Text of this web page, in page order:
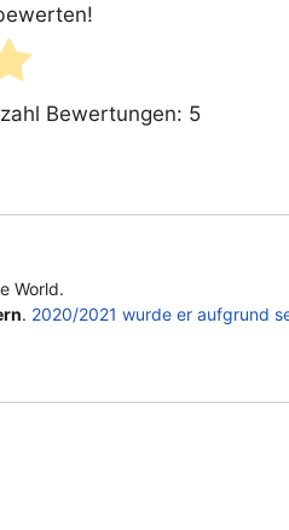
Bewertungen: 5
World.
. 2020/2021 wurde er aufgrund